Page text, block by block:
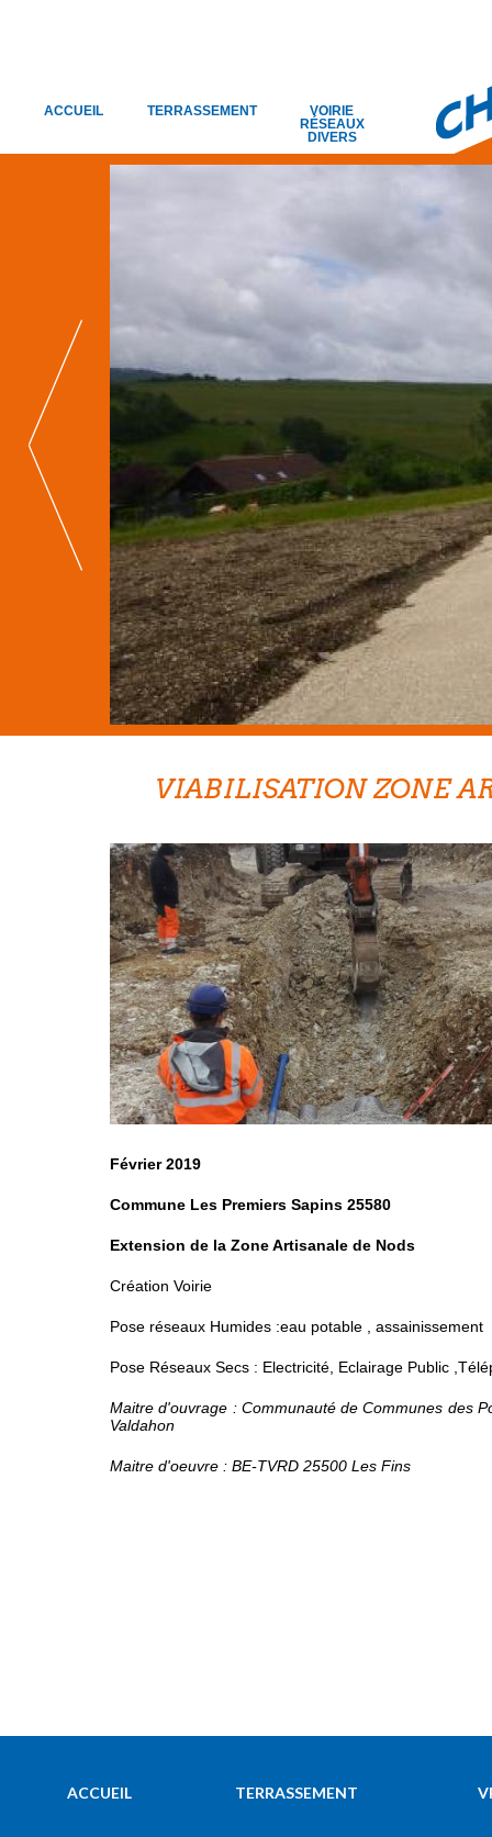
ACCUEIL TERRASSEMENT
VOIRIE
RÉSEAUX
DIVERS
VIABILISATION ZONE
Février 2019
Commune Les Premiers Sapins 25580
Extension de la Zone Artisanale de Nods
Création Voirie
Pose réseaux Humides :eau potable , assainissement
Pose Réseaux Secs : Electricité, Eclairage Public
Maitre d'ouvrage : Communauté de Communes des
Valdahon
Maitre d'oeuvre : BE-TVRD 25500 Les Fins
ACCUEIL TERRASSEMENT